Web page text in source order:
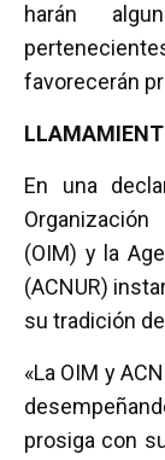
harán
favorecerán
En una
(OIM) y la
(ACNUR)
su tradición
«La OIM y
prosiga con